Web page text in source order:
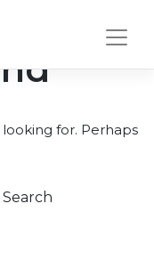
looking for. Perhaps